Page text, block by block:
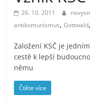
26. 10. 2011
antikomunismus,Gottwald,
Založení KSČ je
cestě k lepší
němu
Čtěte více